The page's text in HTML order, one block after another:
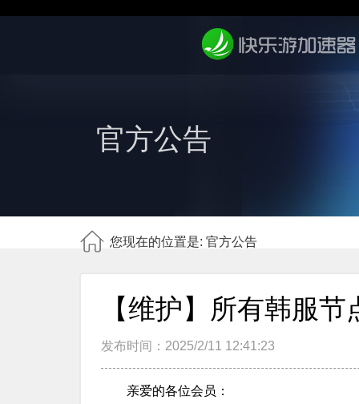
官方公告
您现在的位置是: 官方公告
【维护】所有韩服
发布时间：2025/2/11 12:41:23
亲爱的各位会员：